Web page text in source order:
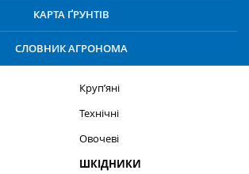
КАРТА ҐРУНТІВ
СЛОВНИК АГРОНОМА
Круп’яні
Технічні
Овочеві
ШКІДНИКИ